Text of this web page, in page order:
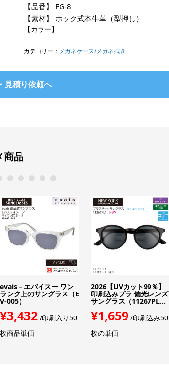
【品番】
FG-8
【素材】
ホック式本牛革（型押し）
【カラー】
カテゴリー： メガネケース/メガネ拭き
見積り依頼へ
商品
evais－エバイスー ワン
ランク上のサングラス（E
V-005）
¥3,432/印刷入り50
枚商品単価
2026【UVカット99％】
印刷込みプラ 偏光レンズ
サングラス（11267PL...
¥1,659 /印刷込み50
枚の単価
8 9 10 11 12